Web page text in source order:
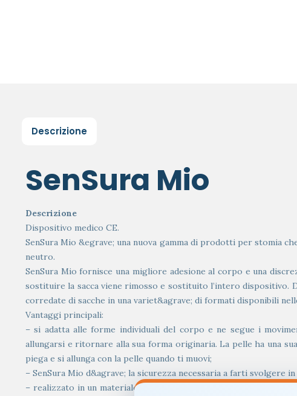
Descrizione
SenSura Mio
Descrizione
Dispositivo medico CE.
SenSura Mio &egrave; una nuova gamma di prodotti per stomia
neutro.
SenSura Mio fornisce una migliore adesione al corpo e una
sostituire la sacca viene rimosso e sostituito l’intero dispositivo.
corredate di sacche in una variet&agrave; di formati disponibili
Vantaggi principali:
– si adatta alle forme individuali del corpo e ne segue i
allungarsi e ritornare alla sua forma originaria. La pelle ha una
piega e si allunga con la pelle quando ti muovi;
– SenSura Mio d&agrave; la sicurezza necessaria a farti svolgere
– realizzato in un materiale che siamo abituati a indossare sul